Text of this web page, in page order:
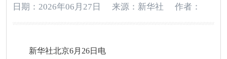
日期：2026年06月27日 来源：新华社 作者：
新华社北京6月26日电